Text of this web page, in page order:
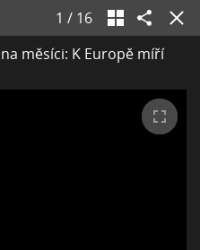
1 / 16
měsíci: K Europě míří